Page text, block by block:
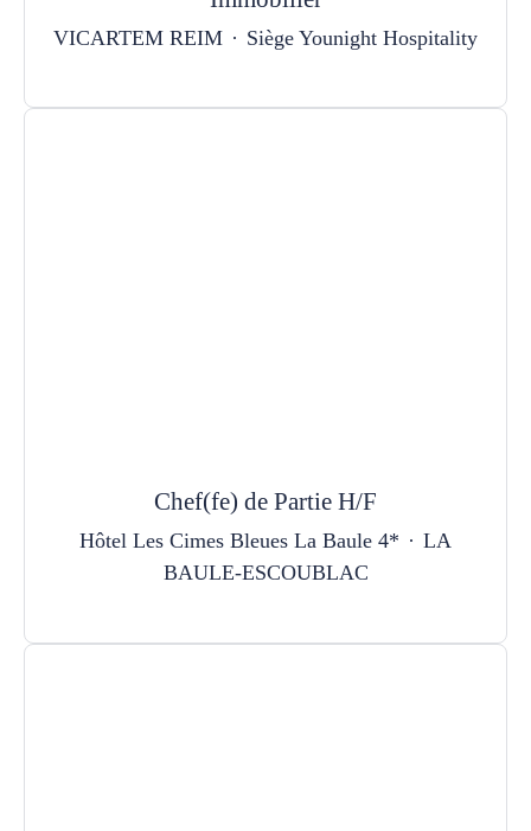
VICARTEM REIM · Siège Younight Hospitality
Chef(fe) de Partie H/F
Hôtel Les Cimes Bleues La Baule 4* · LA
BAULE-ESCOUBLAC